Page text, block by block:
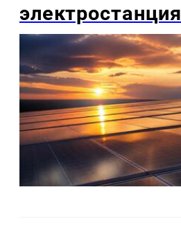
электростанция